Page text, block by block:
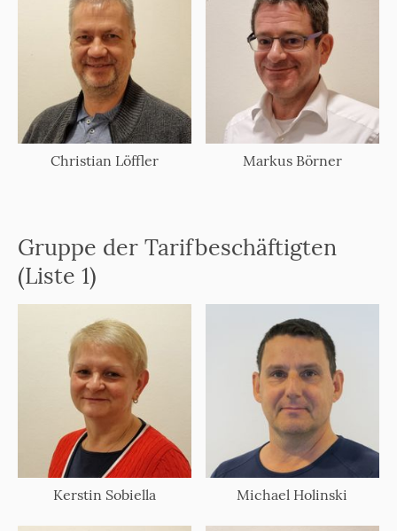
Christian Löffler Markus Börner
Gruppe der Tarifbeschäftigten
(Liste 1)
Kerstin Sobiella Michael Holinski